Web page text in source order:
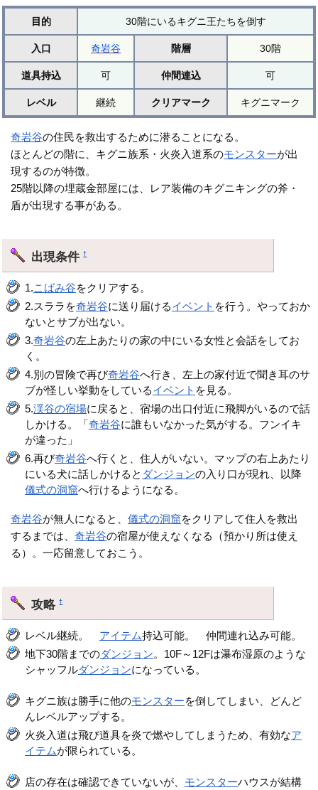
目的 30階にいるキグニ王たちを倒す
入口 奇岩谷 階層 30階
道具持込 可 仲間連込 可
レベル 継続 クリアマーク キグニマーク
奇岩谷の住民を救出するために潜ることになる。
ほとんどの階に、キグニ族系・火炎入道系のモンスターが出
現するのが特徴。
25階以降の埋蔵金部屋には、レア装備のキグニキングの斧・
盾が出現する事がある。
出現条件†
1.こばみ谷をクリアする。
2.スララを奇岩谷に送り届けるイベント を行う。やっておか
ないとサブが出ない。
3.奇岩谷の左上あたりの家の中にいる女性と会話をしてお
く。
4.別の冒険で再び奇岩谷へ行き、左上の家付近で聞き耳のサ
ブが怪しい挙動をしているイベント を見る。
5.渓谷の宿場に戻ると、宿場の出口付近に飛脚がいるので話
しかける。「奇岩谷に誰もいなかった気がする。フンイキ
が違った」
6.再び奇岩谷へ行くと、住人がいない。マップの右上あたり
にいる犬に話しかけると ダンジョンの入り口が現れ、以降
儀式の洞窟へ行けるようになる。
奇岩谷が無人になると、儀式の洞窟をクリアして住人を救出
するまでは、奇岩谷の宿屋が使えなくなる（預かり所は使え
る）。一応留意しておこう。
攻略†
レベル継続。 アイテム持込可能。 仲間連れ込み可能。
地下30階までのダンジョン。10F～12Fは瀑布湿原のような
シャッフルダンジョンになっている。
キグニ族は勝手に他のモンスターを倒してしまい、どんど
んレベルアップする。
火炎入道は飛び道具を炎で燃やしてしまうため、有効なア
イテムが限られている。
店の存在は確認できていないが、 モンスターハウスが結構